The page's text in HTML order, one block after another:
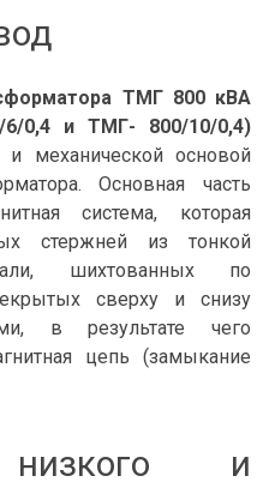
ТМГ 800 кВА
0,4 и ТМГ- 800/10/0,4)
и механической основой
Основная часть
система, которая
стержней из тонкой
шихтованных по
сверху и снизу
в результате чего
цепь (замыкание
и